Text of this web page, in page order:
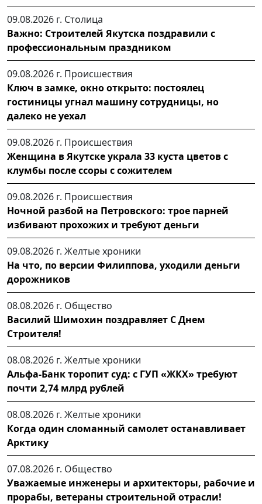
09.08.2026 г. Столица
Важно: Строителей Якутска поздравили с
профессиональным праздником
09.08.2026 г. Происшествия
Ключ в замке, окно открыто: постоялец
гостиницы угнал машину сотрудницы, но
далеко не уехал
09.08.2026 г. Происшествия
Женщина в Якутске украла 33 куста цветов с
клумбы после ссоры с сожителем
09.08.2026 г. Происшествия
Ночной разбой на Петровского: трое парней
избивают прохожих и требуют деньги
09.08.2026 г. Желтые хроники
На что, по версии Филиппова, уходили деньги
дорожников
08.08.2026 г. Общество
Василий Шимохин поздравляет С Днем
Строителя!
08.08.2026 г. Желтые хроники
Альфа-Банк торопит суд: с ГУП «ЖКХ» требуют
почти 2,74 млрд рублей
08.08.2026 г. Желтые хроники
Когда один сломанный самолет останавливает
Арктику
07.08.2026 г. Общество
Уважаемые инженеры и архитекторы, рабочие и
прорабы, ветераны строительной отрасли!